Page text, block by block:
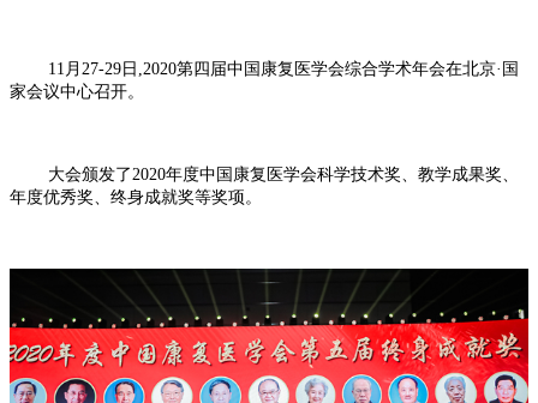
11月27-29日,2020第四届中国康复医学会综合学术年会在北京·国
家会议中心召开。
大会颁发了2020年度中国康复医学会科学技术奖、教学成果奖、
年度优秀奖、终身成就奖等奖项。